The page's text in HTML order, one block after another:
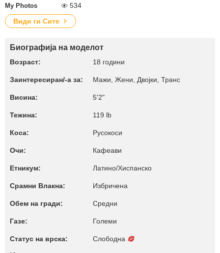
My Photos
534
Види ги Сите
Биографија на моделот
Возраст: 18 години
Заинтересиран/-а за: Мажи, Жени, Двојки, Транс
Висина: 5'2"
Тежина: 119 lb
Коса: Русокоси
Очи: Кафеави
Етникум: Латино/Хиспанско
Срамни Влакна: Избричена
Обем на гради: Средни
Газе: Големи
Статус на врска: Слободна